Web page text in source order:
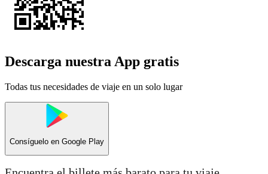
Descarga nuestra App gratis
Todas tus necesidades de viaje en un solo lugar
Consíguelo en Google Play